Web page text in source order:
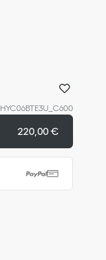
HYC06BTE3U_C600
220,00 €